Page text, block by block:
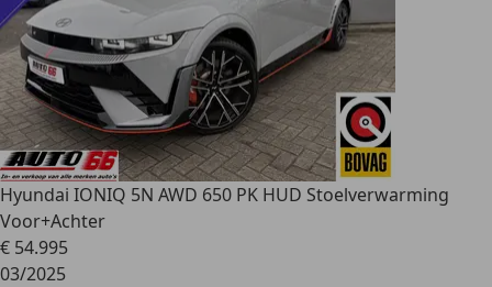
Hyundai IONIQ 5N AWD 650 PK HUD Stoelverwarming
Voor+Achter
€ 54.995
03/2025